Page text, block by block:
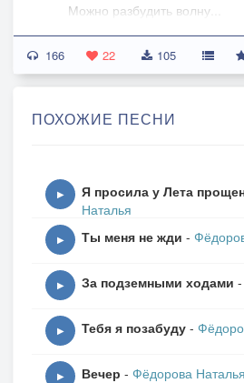
Можно разбудить волну...
В тишине есть сто мелодий...
В тишине не счесть стихов...
Всё понятно и без слов...
166 22 105
ПОХОЖИЕ ПЕСНИ
▶ Я просила у Лета
Наталья
▶ Ты меня не жди -
▶ За подземными ходами -
▶ Тебя я позабуду -
▶ Вечер - Фёдорова Наталья